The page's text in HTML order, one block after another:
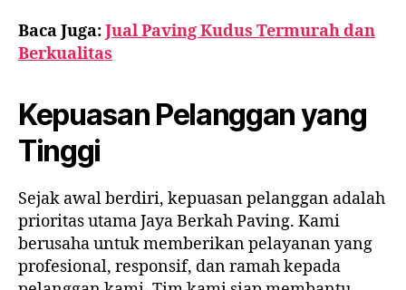
Baca Juga:Jual Paving Kudus Termurah dan
Berkualitas
Kepuasan Pelanggan yang
Tinggi
Sejak awal berdiri, kepuasan pelanggan adalah
prioritas utama Jaya Berkah Paving. Kami
berusaha untuk memberikan pelayanan yang
profesional, responsif, dan ramah kepada